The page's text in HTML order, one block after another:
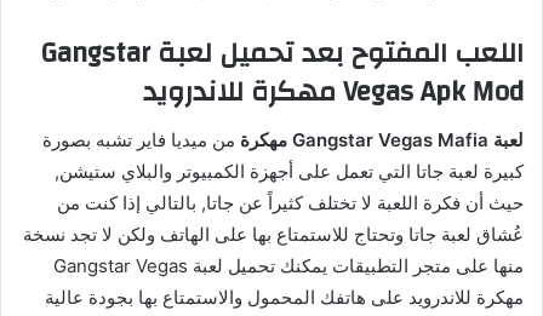
اللعب المفتوح بعد تحميل لعبة Gangstar
Vegas Apk Mod مهكرة للاندرويد
لعبة Gangstar Vegas Mafia مهكرة
من ميديا فاير تشبه بصورة
كبيرة لعبة جاتا التي تعمل على أجهزة الكمبيوتر والبلاي ستيشن,
حيث أن فكرة اللعبة لا تختلف كثيراً عن جاتا, بالتالي إذا كنت من
عُشاق لعبة جاتا وتحتاج للاستمتاع بها على الهاتف ولكن لا تجد نسخة
منها على متجر التطبيقات يمكنك تحميل لعبة Gangstar Vegas
مهكرة للاندرويد على هاتفك المحمول والاستمتاع بها بجودة عالية